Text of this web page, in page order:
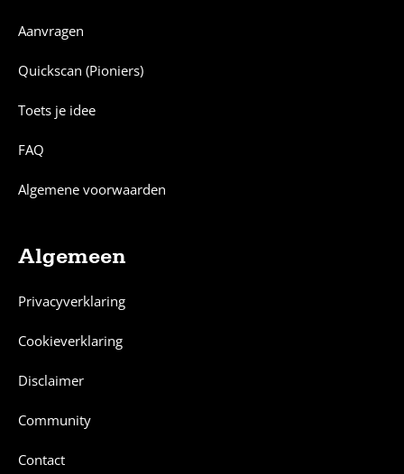
Aanvragen
Quickscan (Pioniers)
Toets je idee
FAQ
Algemene voorwaarden
Algemeen
Privacyverklaring
Cookieverklaring
Disclaimer
Community
Contact